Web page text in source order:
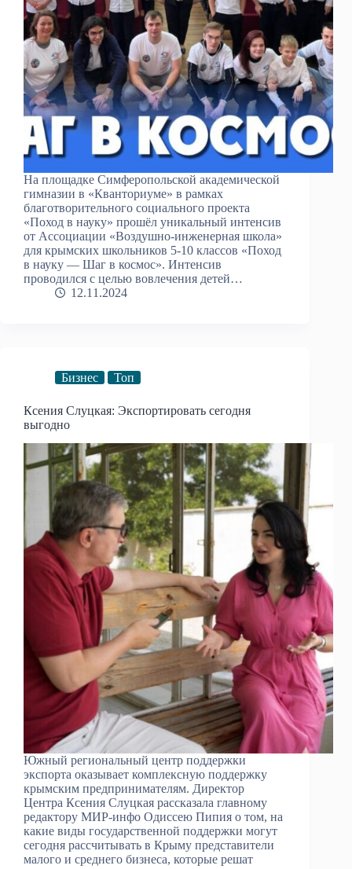
На площадке Симферопольской академической
гимназии в «Кванториуме» в рамках
благотворительного социального проекта
«Поход в науку» прошёл уникальный интенсив
от Ассоциации «Воздушно-инженерная школа»
для крымских школьников 5-10 классов «Поход
в науку — Шаг в космос». Интенсив
проводился с целью вовлечения детей…
12.11.2024
Бизнес Топ
Ксения Слуцкая: Экспортировать сегодня
выгодно
Южный региональный центр поддержки
экспорта оказывает комплексную поддержку
крымским предпринимателям. Директор
Центра Ксения Слуцкая рассказала главному
редактору МИР-инфо Одиссею Пипия о том, на
какие виды государственной поддержки могут
сегодня рассчитывать в Крыму представители
малого и среднего бизнеса, которые решат